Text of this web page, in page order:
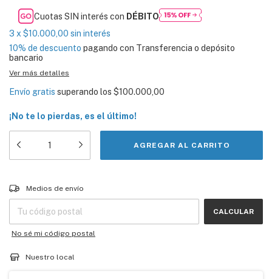
Cuotas SIN interés con DÉBITO
3 x$10.000,00 sin interés
10% de descuento pagando con Transferencia o depósito
bancario
Ver más detalles
Envío gratis superando los $100.000,00
¡No te lo pierdas, es el último!
Entregas para el CP:
Medios de envío
CALCULAR
No sé mi código postal
Nuestro local